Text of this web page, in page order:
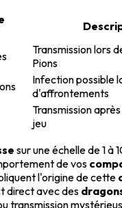
Transmission lors
Pions
Infection possible
d'affrontements
Transmission
jeu
sur une échelle de 1 à
de vos
l'origine de cette
direct avec des
transmission